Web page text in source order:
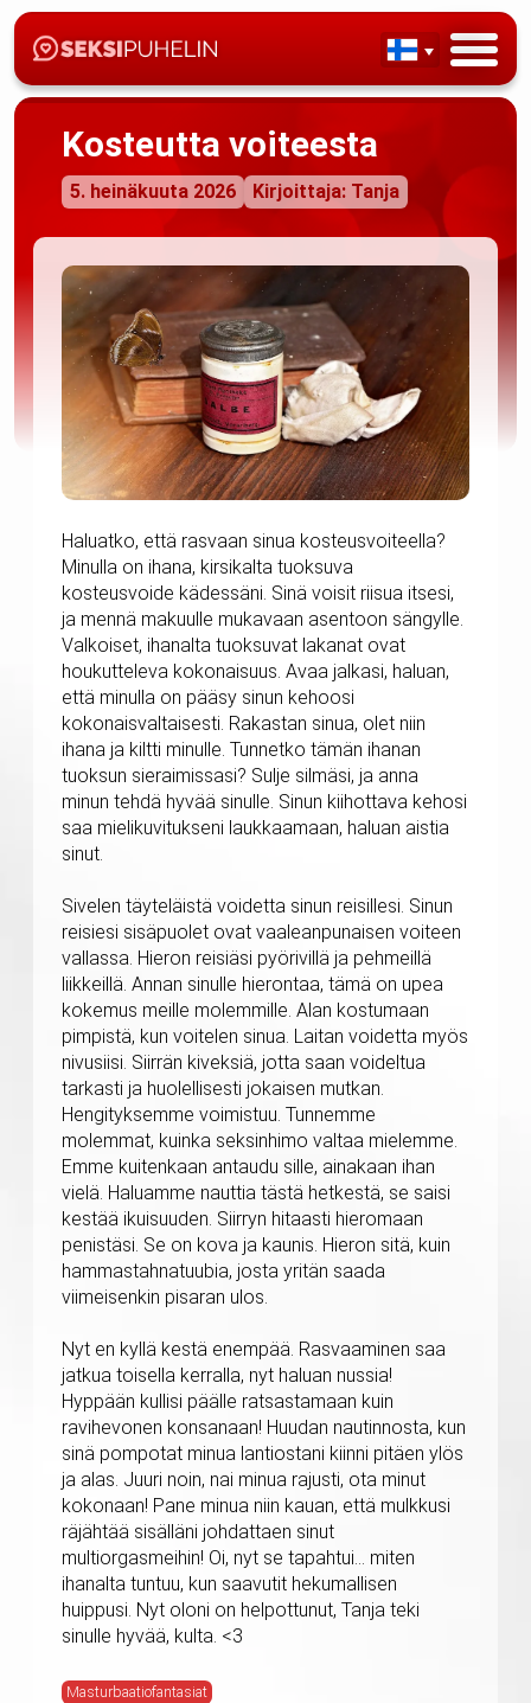
Kosteutta voiteesta
5. heinäkuuta 2026 Kirjoittaja: Tanja
Haluatko, että rasvaan sinua kosteusvoiteella?
Minulla on ihana, kirsikalta tuoksuva
kosteusvoide kädessäni. Sinä voisit riisua itsesi,
ja mennä makuulle mukavaan asentoon sängylle.
Valkoiset, ihanalta tuoksuvat lakanat ovat
houkutteleva kokonaisuus. Avaa jalkasi, haluan,
että minulla on pääsy sinun kehoosi
kokonaisvaltaisesti. Rakastan sinua, olet niin
ihana ja kiltti minulle. Tunnetko tämän ihanan
tuoksun sieraimissasi? Sulje silmäsi, ja anna
minun tehdä hyvää sinulle. Sinun kiihottava kehosi
saa mielikuvitukseni laukkaamaan, haluan aistia
sinut.
Sivelen täyteläistä voidetta sinun reisillesi. Sinun
reisiesi sisäpuolet ovat vaaleanpunaisen voiteen
vallassa. Hieron reisiäsi pyörivillä ja pehmeillä
liikkeillä. Annan sinulle hierontaa, tämä on upea
kokemus meille molemmille. Alan kostumaan
pimpistä, kun voitelen sinua. Laitan voidetta myös
nivusiisi. Siirrän kiveksiä, jotta saan voideltua
tarkasti ja huolellisesti jokaisen mutkan.
Hengityksemme voimistuu. Tunnemme
molemmat, kuinka seksinhimo valtaa mielemme.
Emme kuitenkaan antaudu sille, ainakaan ihan
vielä. Haluamme nauttia tästä hetkestä, se saisi
kestää ikuisuuden. Siirryn hitaasti hieromaan
penistäsi. Se on kova ja kaunis. Hieron sitä, kuin
hammastahnatuubia, josta yritän saada
viimeisenkin pisaran ulos.
Nyt en kyllä kestä enempää. Rasvaaminen saa
jatkua toisella kerralla, nyt haluan nussia!
Hyppään kullisi päälle ratsastamaan kuin
ravihevonen konsanaan! Huudan nautinnosta, kun
sinä pompotat minua lantiostani kiinni pitäen ylös
ja alas. Juuri noin, nai minua rajusti, ota minut
kokonaan! Pane minua niin kauan, että mulkkusi
räjähtää sisälläni johdattaen sinut
multiorgasmeihin! Oi, nyt se tapahtui... miten
ihanalta tuntuu, kun saavutit hekumallisen
huippusi. Nyt oloni on helpottunut, Tanja teki
sinulle hyvää, kulta. <3
Masturbaatiofantasiat